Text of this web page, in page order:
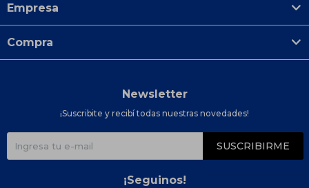
Empresa
Compra
Newsletter
¡Suscribite y recibí todas nuestras novedades!
SUSCRIBIRME
¡Seguinos!